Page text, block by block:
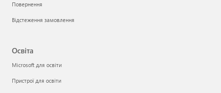
Повернення
Відстеження замовлення
Освіта
Microsoft для освіти
Пристрої для освіти